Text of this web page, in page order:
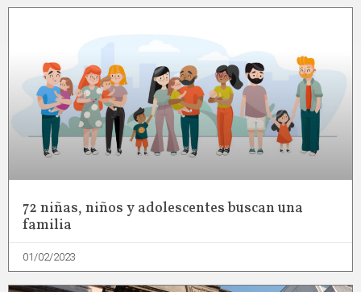
72 niñas, niños y adolescentes buscan una
familia
01/02/2023